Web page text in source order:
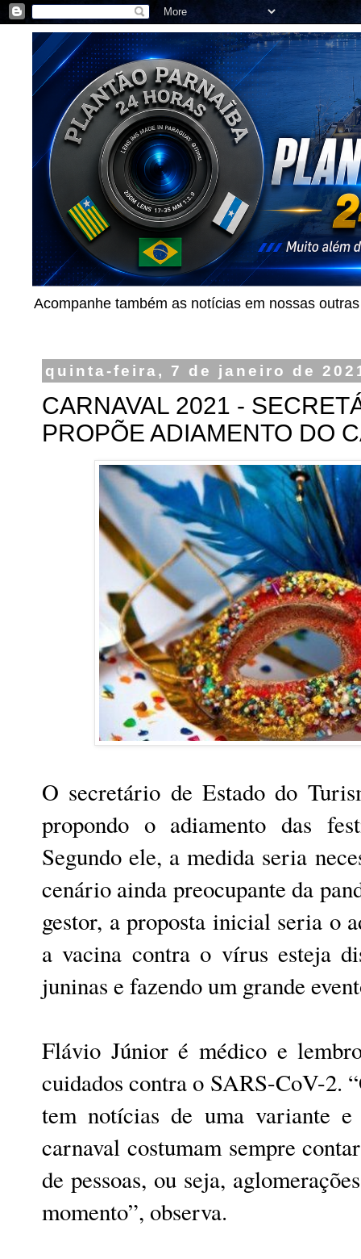
Acompanhe também as notícias em nossas
quinta-feira, 7 de janeiro de
CARNAVAL 2021 -
PROPÕE ADIAMENTO DO
O secretário de Estado do
propondo o adiamento das
Segundo ele, a medida seria
cenário ainda preocupante da
gestor, a proposta inicial seria o
a vacina contra o vírus esteja
juninas e fazendo um grande
Flávio Júnior é médico e
cuidados contra o SARS-CoV-2.
tem notícias de uma variante e
carnaval costumam sempre
de pessoas, ou seja,
momento”, observa.